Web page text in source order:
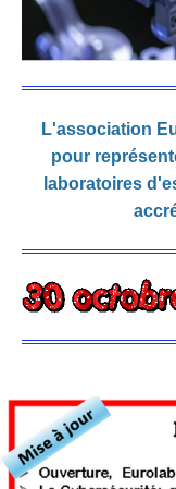
L'association
pour
laboratoires